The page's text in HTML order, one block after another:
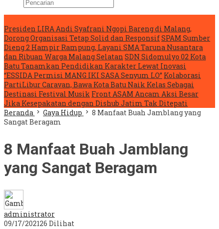
Presiden LIRA Andi Syafrani Ngopi Bareng di Malang,
Dorong Organisasi Tetap Solid dan ResponsifSPAM Sumber
Dieng 2 Hampir Rampung, Layani SMA Taruna Nusantara
dan Ribuan Warga Malang Selatan SDN Sidomulyo 02 Kota
Batu Tanamkan Pendidikan Karakter Lewat Inovasi
“ESSIDA Permisi MANG IKI SASA Senyum LO” Kolaborasi
PartiLibur Caravan, Bawa Kota Batu Naik Kelas Sebagai
Destinasi Festival Musik Front ASAM Ancam Aksi Besar
Jika Kesepakatan dengan Dishub Jatim Tak Ditepati
Beranda
Gaya Hidup
8 Manfaat Buah Jamblang yang
Sangat Beragam
8 Manfaat Buah Jamblang
yang Sangat Beragam
administrator
09/17/202126 Dilihat